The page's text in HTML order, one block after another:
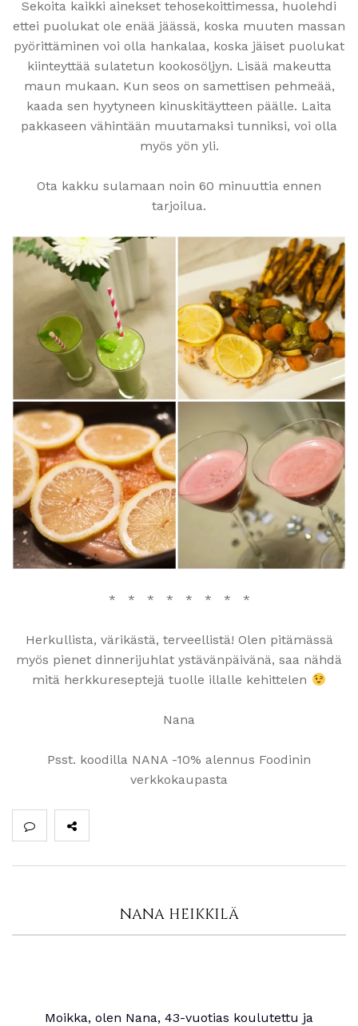
Sekoita kaikki ainekset tehosekoittimessa, huolehdi
ettei puolukat ole enää jäässä, koska muuten massan
pyörittäminen voi olla hankalaa, koska jäiset puolukat
kiinteyttää sulatetun kookosöljyn. Lisää makeutta
maun mukaan. Kun seos on samettisen pehmeää,
kaada sen hyytyneen kinuskitäytteen päälle. Laita
pakkaseen vähintään muutamaksi tunniksi, voi olla
myös yön yli.
Ota kakku sulamaan noin 60 minuuttia ennen
tarjoilua.
* * * * * * * *
Herkullista, värikästä, terveellistä! Olen pitämässä
myös pienet dinnerijuhlat ystävänpäivänä, saa nähdä
mitä herkkureseptejä tuolle illalle kehittelen
Nana
Psst. koodilla NANA -10% alennus Foodinin
verkkokaupasta
NANA HEIKKILÄ
Moikka, olen Nana, 43-vuotias koulutettu ja